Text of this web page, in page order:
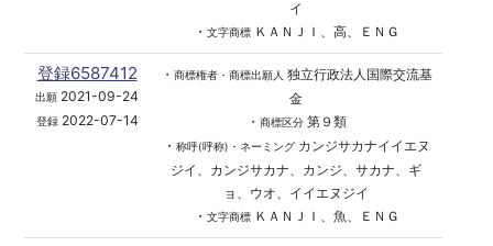
イ
・ 文字商標ＫＡＮＪＩ、高、ＥＮＧ
登録6587412
出願 2021-09-24
登録2022-07-14
・ 商標権者・商標出願人 独立行政法人国際交流基
金
・ 商標区分第９類
・ 称呼(呼称)・ネーミングカンジサカナイイエヌ
ジイ、カンジサカナ、カンジ、サカナ、ギ
ョ、ウオ、イイエヌジイ
・ 文字商標ＫＡＮＪＩ、魚、ＥＮＧ